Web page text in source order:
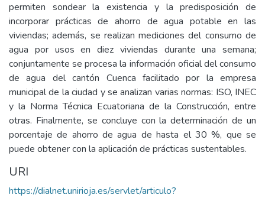
permiten sondear la existencia y la predisposición de
incorporar prácticas de ahorro de agua potable en las
viviendas; además, se realizan mediciones del consumo de
agua por usos en diez viviendas durante una semana;
conjuntamente se procesa la información oficial del consumo
de agua del cantón Cuenca facilitado por la empresa
municipal de la ciudad y se analizan varias normas: ISO, INEC
y la Norma Técnica Ecuatoriana de la Construcción, entre
otras. Finalmente, se concluye con la determinación de un
porcentaje de ahorro de agua de hasta el 30 %, que se
puede obtener con la aplicación de prácticas sustentables.
URI
https://dialnet.unirioja.es/servlet/articulo?